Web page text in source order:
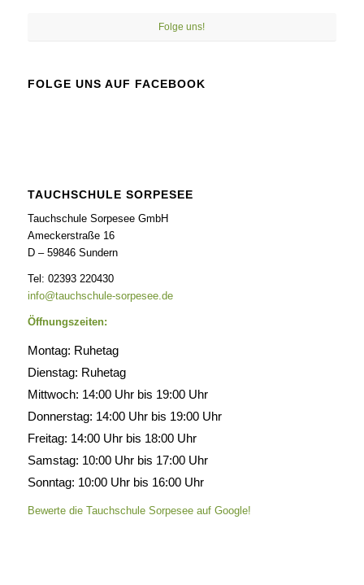
Folge uns!
FOLGE UNS AUF FACEBOOK
TAUCHSCHULE SORPESEE
Tauchschule Sorpesee GmbH
Ameckerstraße 16
D – 59846 Sundern
Tel: 02393 220430
info@tauchschule-sorpesee.de
Öffnungszeiten:
Montag: Ruhetag
Dienstag: Ruhetag
Mittwoch: 14:00 Uhr bis 19:00 Uhr
Donnerstag: 14:00 Uhr bis 19:00 Uhr
Freitag: 14:00 Uhr bis 18:00 Uhr
Samstag: 10:00 Uhr bis 17:00 Uhr
Sonntag: 10:00 Uhr bis 16:00 Uhr
Bewerte die Tauchschule Sorpesee auf Google!